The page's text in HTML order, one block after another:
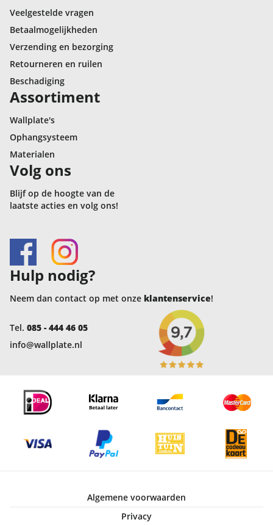
Veelgestelde vragen
Betaalmogelijkheden
Verzending en bezorging
Retourneren en ruilen
Beschadiging
Assortiment
Wallplate's
Ophangsysteem
Materialen
Volg ons
Blijf op de hoogte van de
laatste acties en volg ons!
Hulp nodig?
Neem dan contact op met onze klantenservice!
Tel. 085 - 444 46 05
info@wallplate.nl
Algemene voorwaarden
Privacy